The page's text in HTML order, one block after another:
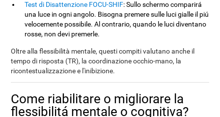
Test di Disattenzione FOCU-SHIF: Sullo schermo comparirá
una luce in ogni angolo. Bisogna premere sulle luci gialle il piú
velocemente possibile. Al contrario, quando le luci diventano
rosse, non devi premerle.
Oltre alla flessibilità mentale, questi compiti valutano anche il
tempo di risposta (TR), la coordinazione occhio-mano, la
ricontestualizzazione e l'inibizione.
Come riabilitare o migliorare la
flessibilitá mentale o cognitiva?